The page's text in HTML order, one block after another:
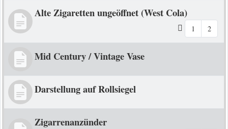
Alte Zigaretten ungeöffnet (West Cola)
1 2
Mid Century / Vintage Vase
Darstellung auf Rollsiegel
Zigarrenanzünder